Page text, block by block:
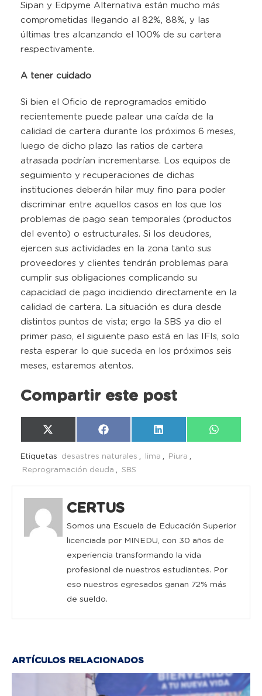
Sipan y Edpyme Alternativa están mucho más
comprometidas llegando al 82%, 88%, y las
últimas tres alcanzando el 100% de su cartera
respectivamente.
A tener cuidado
Si bien el Oficio de reprogramados emitido
recientemente puede palear una caída de la
calidad de cartera durante los próximos 6 meses,
luego de dicho plazo las ratios de cartera
atrasada podrían incrementarse. Los equipos de
seguimiento y recuperaciones de dichas
instituciones deberán hilar muy fino para poder
discriminar entre aquellos casos en los que los
problemas de pago sean temporales (productos
del evento) o estructurales. Si los deudores,
ejercen sus actividades en la zona tanto sus
proveedores y clientes tendrán problemas para
cumplir sus obligaciones complicando su
capacidad de pago incidiendo directamente en la
calidad de cartera. La situación es dura desde
distintos puntos de vista; ergo la SBS ya dio el
primer paso, el siguiente paso está en las IFIs, solo
resta esperar lo que suceda en los próximos seis
meses, estaremos atentos.
Compartir este post
Compartir
en
X
(Twitter)
Compartir
en
Facebook
Compartir
en
LinkedIn
Compartir
en
Etiquetas desastres naturales , lima , Piura ,
Reprogramación deuda , SBS
CERTUS
Somos una Escuela de Educación Superior
licenciada por MINEDU, con 30 años de
experiencia transformando la vida
profesional de nuestros estudiantes. Por
eso nuestros egresados ganan 72% más
de sueldo.
ARTÍCULOS RELACIONADOS